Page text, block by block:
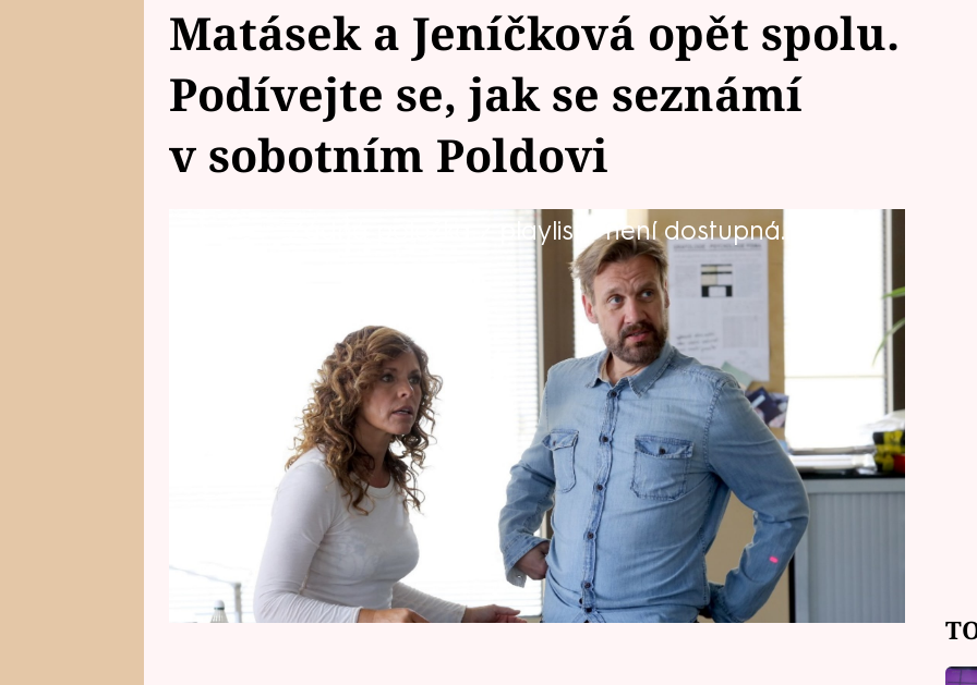
Matásek a Jeníčková opět spolu.
Podívejte se, jak se seznámí
v sobotním Poldovi
Žádná položka z playlistu není dostupná.
V sobotu se Polda seznámí s novou ženou, která ho zaujme! Jednu z
nových postav ztvární herečka Eva Jeníčková, s níž se Matásek na
place naposledy potkal před léty jako s "Evičkou utěšitelkou" v
legendárních Básnících. V jakém vztahu k sobě budou kolegové
tentokrát? To možná neuhádnete.